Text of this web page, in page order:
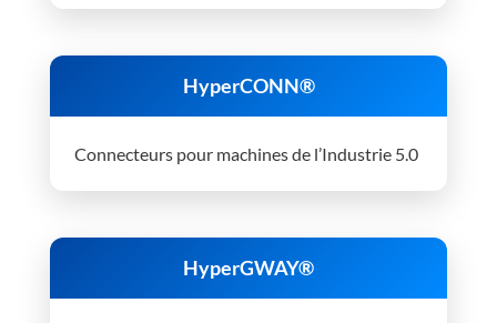
HyperCONN®
Connecteurs pour machines de l’Industrie 5.0
HyperGWAY®